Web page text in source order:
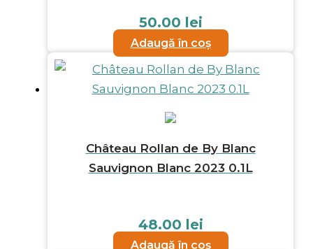
50.00 lei
Adaugă în coș
Château Rollan de By Blanc
Sauvignon Blanc 2023 0.1L
48.00 lei
Adaugă în coș